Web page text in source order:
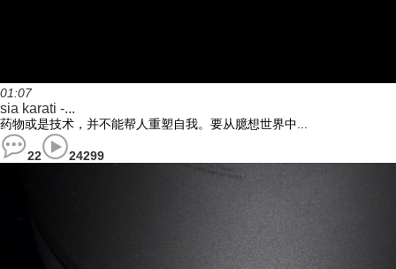
01:07
sia karati -...
药物或是技术，并不能帮人重塑自我。要从臆想世界中...
22 24299